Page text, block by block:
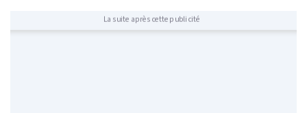
La suite après cette publicité